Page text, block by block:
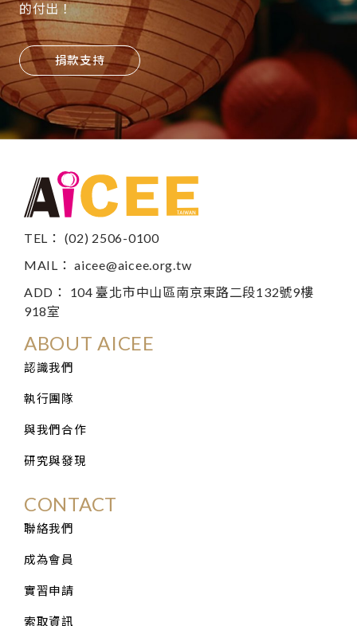
的付出！
捐款支持
TEL： (02) 2506-0100
MAIL：aicee@aicee.org.tw
ADD： 104 臺北市中山區南京東路二段132號9樓
918室
ABOUT AICEE
認識我們
執行團隊
與我們合作
研究與發現
CONTACT
聯絡我們
成為會員
實習申請
索取資訊